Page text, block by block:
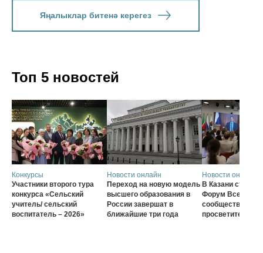
Яңалыклар битенә керегез
Топ 5 новостей
Конкурсы
Участники второго тура
конкурса «Сельский
учитель/ сельский
воспитатель – 2026»
Новости онлайн
Переход на новую модель
высшего образования в
России завершат в
ближайшие три года
Новости онлайн
В Казани
Форум
сообщества
просветителей